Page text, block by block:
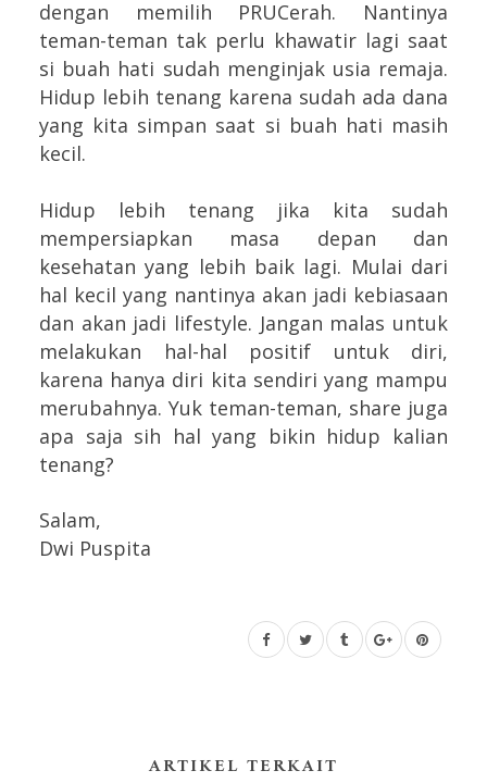
dengan memilih PRUCerah. Nantinya
teman-teman tak perlu khawatir lagi saat
si buah hati sudah menginjak usia remaja.
Hidup lebih tenang karena sudah ada dana
yang kita simpan saat si buah hati masih
kecil.
Hidup lebih tenang jika kita sudah
mempersiapkan masa depan dan
kesehatan yang lebih baik lagi. Mulai dari
hal kecil yang nantinya akan jadi kebiasaan
dan akan jadi lifestyle. Jangan malas untuk
melakukan hal-hal positif untuk diri,
karena hanya diri kita sendiri yang mampu
merubahnya. Yuk teman-teman, share juga
apa saja sih hal yang bikin hidup kalian
tenang?
Salam,
Dwi Puspita
ARTIKEL TERKAIT